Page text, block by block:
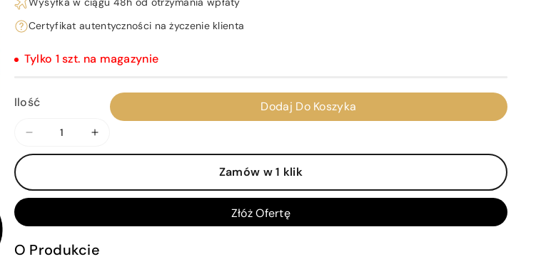
Certyfikat autentyczności na życzenie klienta
Tylko 1 szt. na magazynie
Ilość
Zmniejsz
ilość
Niderlandy,
1596
r.
Utrecht
Zwiększ
ilość
Niderlandy,
1596
Utrecht
Dodaj Do Koszyka
Zamów w 1 klik
Złóż Ofertę
O Produkcie